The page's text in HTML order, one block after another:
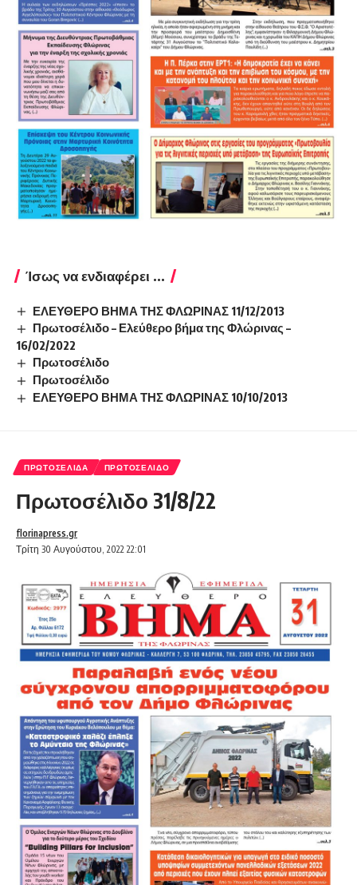
Ίσως να ενδιαφέρει ...
ΕΛΕΥΘΕΡΟ ΒΗΜΑ ΤΗΣ ΦΛΩΡΙΝΑΣ 11/12/2013
Πρωτοσέλιδο – Ελεύθερο βήμα της Φλώρινας –
16/02/2022
Πρωτοσέλιδο
Πρωτοσέλιδο
ΕΛΕΥΘΕΡΟ ΒΗΜΑ ΤΗΣ ΦΛΩΡΙΝΑΣ 10/10/2013
ΠΡΩΤΟΣΈΛΙΔΑ ΠΡΩΤΟΣΈΛΙΔΟ
Πρωτοσέλιδο 31/8/22
Τρίτη 30 Αυγούστου, 2022 22:01
florinapress.gr